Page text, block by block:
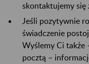
skontaktujemy się
Jeśli pozytywnie
świadczenie
Wyślemy Ci także
pocztą –